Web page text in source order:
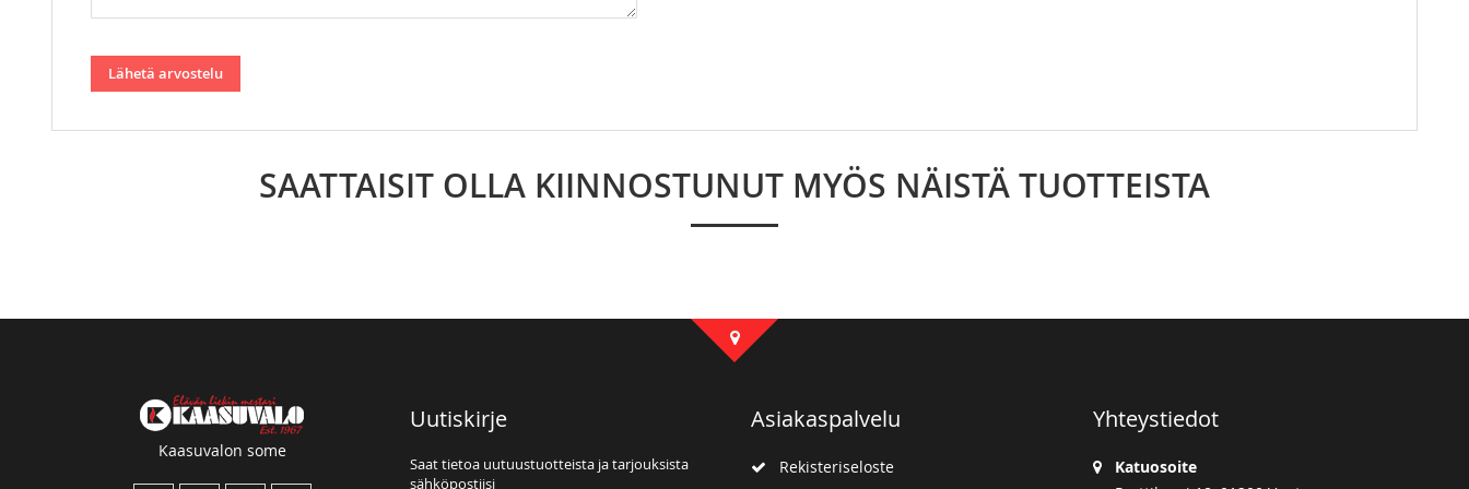
Lähetä arvostelu
SAATTAISIT OLLA KIINNOSTUNUT MYÖS NÄISTÄ TUOTTEISTA
Kaasuvalon some
Uutiskirje
Saat tietoa uutuustuotteista ja tarjouksista
sähköpostiisi
Asiakaspalvelu
Rekisteriseloste
Yhteystiedot
Katuosoite